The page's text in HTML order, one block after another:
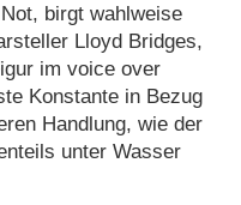
birgt wahlweise
Lloyd Bridges,
im voice over
Konstante in Bezug
Handlung, wie der
unter Wasser